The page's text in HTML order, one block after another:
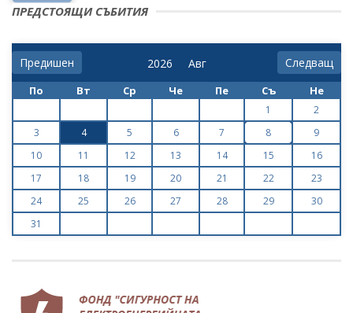
ПРЕДСТОЯЩИ СЪБИТИЯ
Предишен Следващ
По Вт Ср Че Пе Съ Не
1
2
3
4 5 6 7 8
9
10
11 12 13 14 15
16
17
18 19 20 21 22
23
24
25 26 27 28 29
30
31